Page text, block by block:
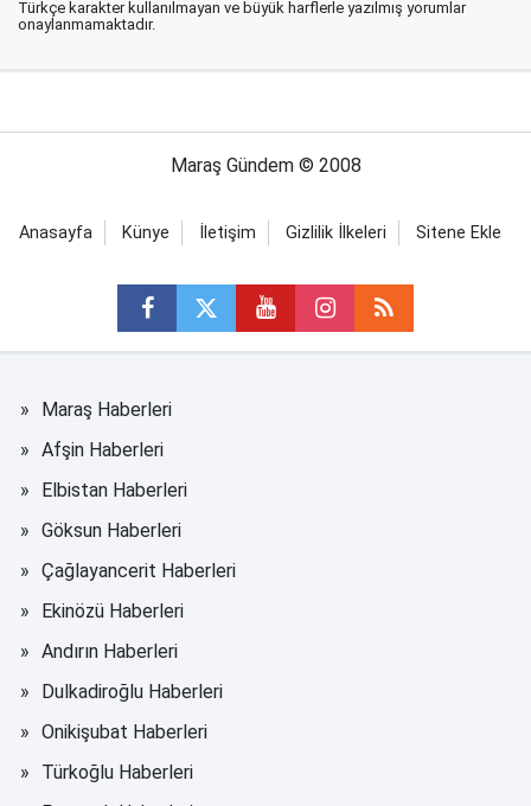
Türkçe karakter kullanılmayan ve büyük harflerle yazılmış yorumlar
onaylanmamaktadır.
Maraş Gündem © 2008
Anasayfa Künye İletişim Gizlilik İlkeleri Sitene Ekle
Maraş Haberleri
Afşin Haberleri
Elbistan Haberleri
Göksun Haberleri
Çağlayancerit Haberleri
Ekinözü Haberleri
Andırın Haberleri
Dulkadiroğlu Haberleri
Onikişubat Haberleri
Türkoğlu Haberleri